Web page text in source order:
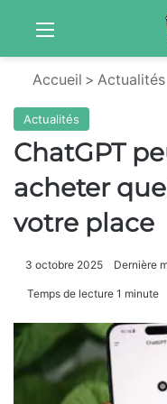
Menu
Accueil > Actualités
Actualités
ChatGPT
acheter
votre place
3 octobre 2025 Dernière
Temps de lecture 1 minute